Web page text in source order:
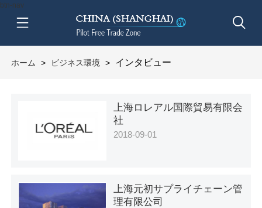
btn-nav
ホーム > ビジネス環境 > インタビュー
上海ロレアル国際貿易有限会
社
2018-09-01
上海元初サプライチェーン管
理有限公司